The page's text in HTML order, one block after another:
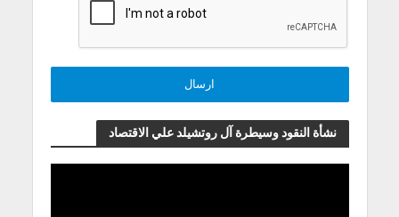
نشأة النقود وسيطرة آل روتشيلد علي الاقتصاد